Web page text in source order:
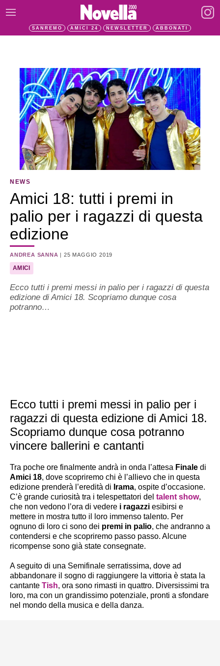
SANREMO AMICI 24 NEWSLETTER ABBONATI
NEWS
Amici 18: tutti i premi in
palio per i ragazzi di questa
edizione
ANDREA SANNA |25 MAGGIO 2019
AMICI
Ecco tutti i premi messi in palio per i ragazzi di questa
edizione di Amici 18. Scopriamo dunque cosa
potranno…
Ecco tutti i premi messi in palio per i
ragazzi di questa edizione di Amici 18.
Scopriamo dunque cosa potranno
vincere ballerini e cantanti
Tra poche ore finalmente andrà in onda l’attesa Finale di
Amici 18, dove scopriremo chi è l’allievo che in questa
edizione prenderà l’eredità di Irama, ospite d’occasione.
C’è grande curiosità tra i telespettatori del talent show,
che non vedono l’ora di vedere i ragazzi esibirsi e
mettere in mostra tutto il loro immenso talento. Per
ognuno di loro ci sono dei premi in palio, che andranno a
contendersi e che scopriremo passo passo. Alcune
ricompense sono già state consegnate.
A seguito di una Semifinale serratissima, dove ad
abbandonare il sogno di raggiungere la vittoria è stata la
cantante Tish, ora sono rimasti in quattro. Diversissimi tra
loro, ma con un grandissimo potenziale, pronti a sfondare
nel mondo della musica e della danza.